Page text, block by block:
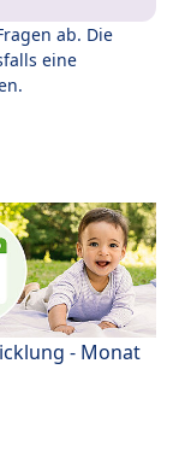
ab. Die
eine
- Monat